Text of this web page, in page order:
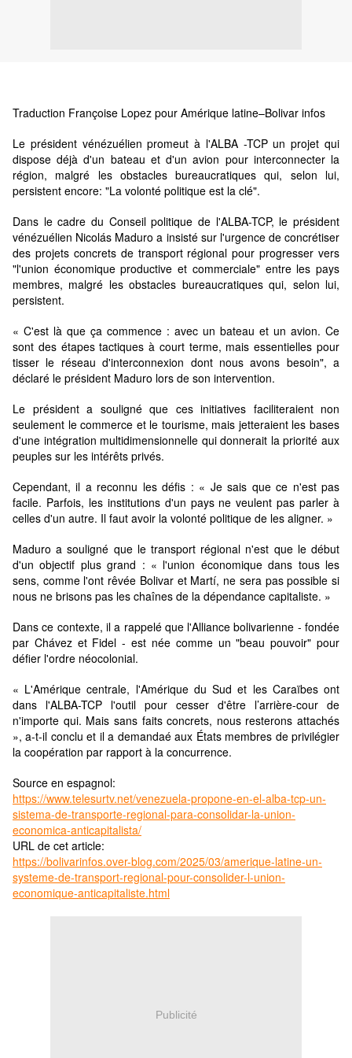
Traduction Françoise Lopez pour Amérique latine–Bolivar infos
Le président vénézuélien promeut à l'ALBA -TCP un projet qui
dispose déjà d'un bateau et d'un avion pour interconnecter la
région, malgré les obstacles bureaucratiques qui, selon lui,
persistent encore: "La volonté politique est la clé".
Dans le cadre du Conseil politique de l'ALBA-TCP, le président
vénézuélien Nicolás Maduro a insisté sur l'urgence de concrétiser
des projets concrets de transport régional pour progresser vers
"l'union économique productive et commerciale" entre les pays
membres, malgré les obstacles bureaucratiques qui, selon lui,
persistent.
« C'est là que ça commence : avec un bateau et un avion. Ce
sont des étapes tactiques à court terme, mais essentielles pour
tisser le réseau d'interconnexion dont nous avons besoin", a
déclaré le président Maduro lors de son intervention.
Le président a souligné que ces initiatives faciliteraient non
seulement le commerce et le tourisme, mais jetteraient les bases
d'une intégration multidimensionnelle qui donnerait la priorité aux
peuples sur les intérêts privés.
Cependant, il a reconnu les défis : « Je sais que ce n'est pas
facile. Parfois, les institutions d'un pays ne veulent pas parler à
celles d'un autre. Il faut avoir la volonté politique de les aligner. »
Maduro a souligné que le transport régional n'est que le début
d'un objectif plus grand : « l'union économique dans tous les
sens, comme l'ont rêvée Bolivar et Martí, ne sera pas possible si
nous ne brisons pas les chaînes de la dépendance capitaliste. »
Dans ce contexte, il a rappelé que l'Alliance bolivarienne - fondée
par Chávez et Fidel - est née comme un "beau pouvoir" pour
défier l'ordre néocolonial.
« L'Amérique centrale, l'Amérique du Sud et les Caraïbes ont
dans l'ALBA-TCP l'outil pour cesser d'être l’arrière-cour de
n'importe qui. Mais sans faits concrets, nous resterons attachés
», a-t-il conclu et il a demandaé aux États membres de privilégier
la coopération par rapport à la concurrence.
Source en espagnol:
https://www.telesurtv.net/venezuela-propone-en-el-alba-tcp-un-
sistema-de-transporte-regional-para-consolidar-la-union-
economica-anticapitalista/
URL de cet article:
https://bolivarinfos.over-blog.com/2025/03/amerique-latine-un-
systeme-de-transport-regional-pour-consolider-l-union-
economique-anticapitaliste.html
Publicité